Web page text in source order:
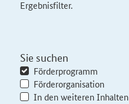
Ergebnisfilter.
Sie suchen
Förderprogramm
Förderorganisation
In den weiteren Inhalten